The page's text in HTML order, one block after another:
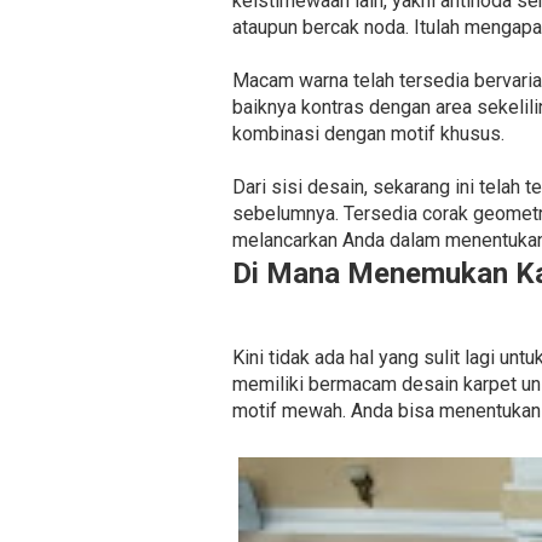
ataupun bercak noda. Itulah
Macam warna telah tersedia
baiknya kontras dengan area
kombinasi dengan motif khusus.
Dari sisi desain, sekarang ini telah
sebelumnya. Tersedia corak
melancarkan Anda dalam
Di Mana Menemukan
Kini tidak ada hal yang sulit lagi
memiliki bermacam desain karpet
motif mewah. Anda bisa